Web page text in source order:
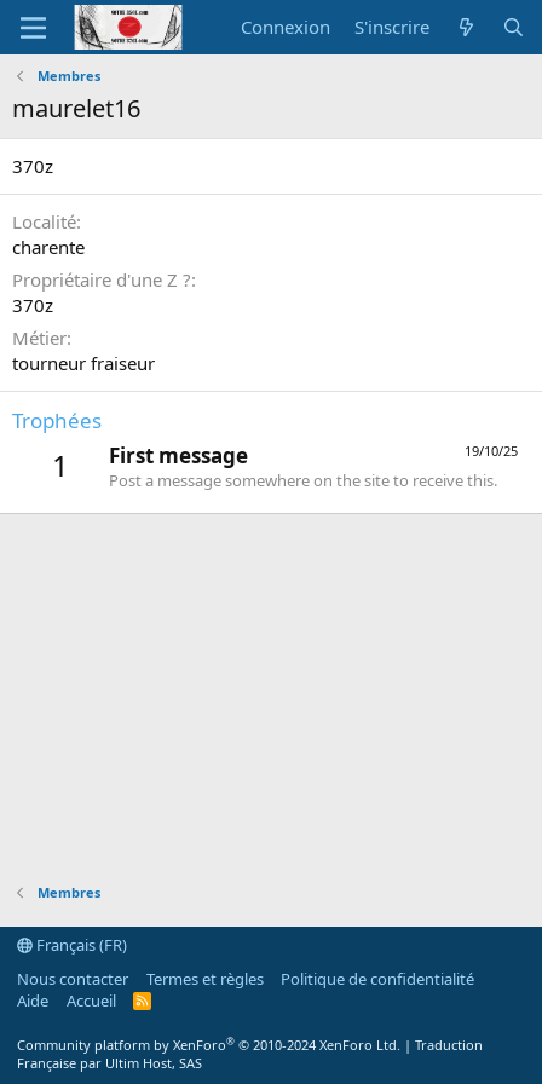
Connexion S'inscrire
Membres
maurelet16
370z
Localité
charente
Propriétaire d'une Z ?
370z
Métier
tourneur fraiseur
Trophées
1 19/10/25
First message
Post a message somewhere on the site to receive this.
Membres
Français (FR)
Nous contacter
Termes et règles
Politique de confidentialité
Aide
Accueil
R
Community platform by XenForo® © 2010-2024 XenForo Ltd. | Traduction
Française par Ultim Host, SAS